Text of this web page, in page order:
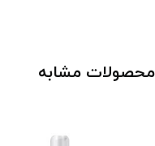
محصولات مشابه